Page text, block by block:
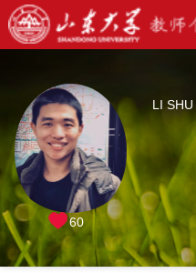
LI
60